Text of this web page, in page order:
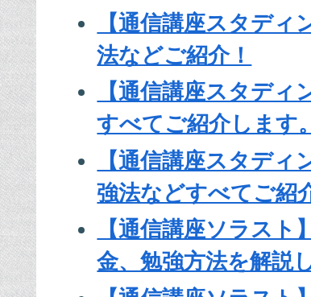
【通信講座スタデ
法などご紹介！
【通信講座スタデ
すべてご紹介します。
【通信講座スタデ
強法などすべてご紹
【通信講座ソラス
金、勉強方法を解説